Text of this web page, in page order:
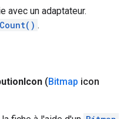
avec un adaptateur.
.
Icon (Bitmap icon